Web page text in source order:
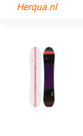
Herqua.nl